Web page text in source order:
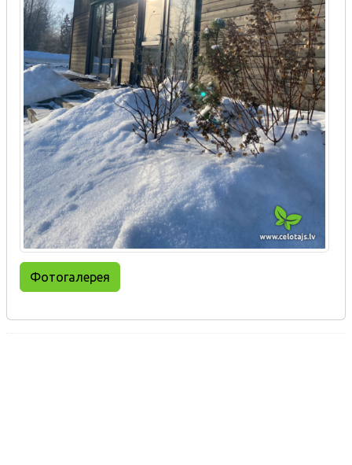
Фотогалерея